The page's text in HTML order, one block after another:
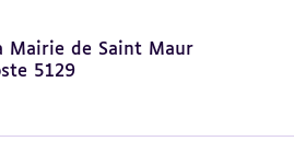
Mairie de Saint Maur
5129